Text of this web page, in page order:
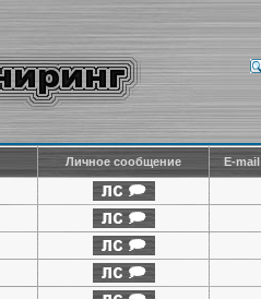
Личное сообщение E-